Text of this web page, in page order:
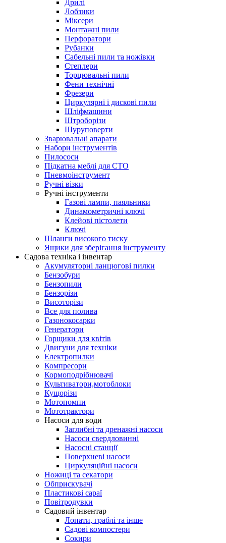
Дрилі
Лобзики
Міксери
Монтажні пили
Перфоратори
Рубанки
Сабельні пили та ножівки
Степлери
Торцювальні пили
Фени технічні
Фрезери
Циркулярні і дискові пили
Шліфмашини
Штроборізи
Шуруповерти
Зварювальні апарати
Набори інструментів
Пилососи
Підкатна меблі для СТО
Пневмоінструмент
Ручні візки
Ручні інструменти
Газові лампи, паяльники
Динамометричні ключі
Клейові пістолети
Ключі
Шланги високого тиску
Ящики для зберігання інструменту
Садова техніка і інвентар
Акумуляторні ланцюгові пилки
Бензобури
Бензопили
Бензорізи
Висоторізи
Все для полива
Газонокосарки
Генератори
Горщики для квітів
Двигуни для техніки
Електропилки
Компресори
Кормоподрібнювачі
Культиватори,мотоблоки
Кущорізи
Мотопомпи
Мототрактори
Насоси для води
Заглибні та дренажні насоси
Насоси свердловинні
Насосні станції
Поверхневі насоси
Циркуляційні насоси
Ножиці та секатори
Обприскувачі
Пластикові сараї
Повітродувки
Садовий інвентар
Лопати, граблі та інше
Садові компостери
Сокири